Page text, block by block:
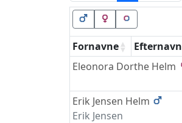
Fornavne Efternavn
Eleonora Dorthe Helm
Erik Jensen Helm
Erik Jensen